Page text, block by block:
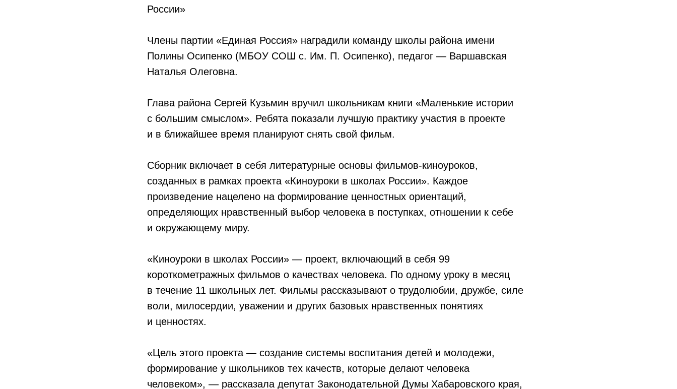
России»
Члены партии «Единая Россия» наградили команду школы района имени
Полины Осипенко (МБОУ СОШ с. Им. П. Осипенко), педагог — Варшавская
Наталья Олеговна.
Глава района Сергей Кузьмин вручил школьникам книги «Маленькие истории
с большим смыслом». Ребята показали лучшую практику участия в проекте
и в ближайшее время планируют снять свой фильм.
Сборник включает в себя литературные основы фильмов-киноуроков,
созданных в рамках проекта «Киноуроки в школах России». Каждое
произведение нацелено на формирование ценностных ориентаций,
определяющих нравственный выбор человека в поступках, отношении к себе
и окружающему миру.
«Киноуроки в школах России» — проект, включающий в себя 99
короткометражных фильмов о качествах человека. По одному уроку в месяц
в течение 11 школьных лет. Фильмы рассказывают о трудолюбии, дружбе, силе
воли, милосердии, уважении и других базовых нравственных понятиях
и ценностях.
«Цель этого проекта — создание системы воспитания детей и молодежи,
формирование у школьников тех качеств, которые делают человека
человеком», — рассказала депутат Законодательной Думы Хабаровского края,